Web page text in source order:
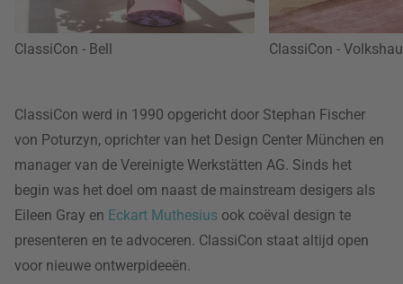
ClassiCon - Bell ClassiCon -
ClassiCon werd in 1990 opgericht door Stephan Fischer
von Poturzyn, oprichter van het Design Center München en
manager van de Vereinigte Werkstätten AG. Sinds het
begin was het doel om naast de mainstream desigers als
Eileen Gray en Eckart Muthesius ook coëval design te
presenteren en te advoceren. ClassiCon staat altijd open
voor nieuwe ontwerpideeën.